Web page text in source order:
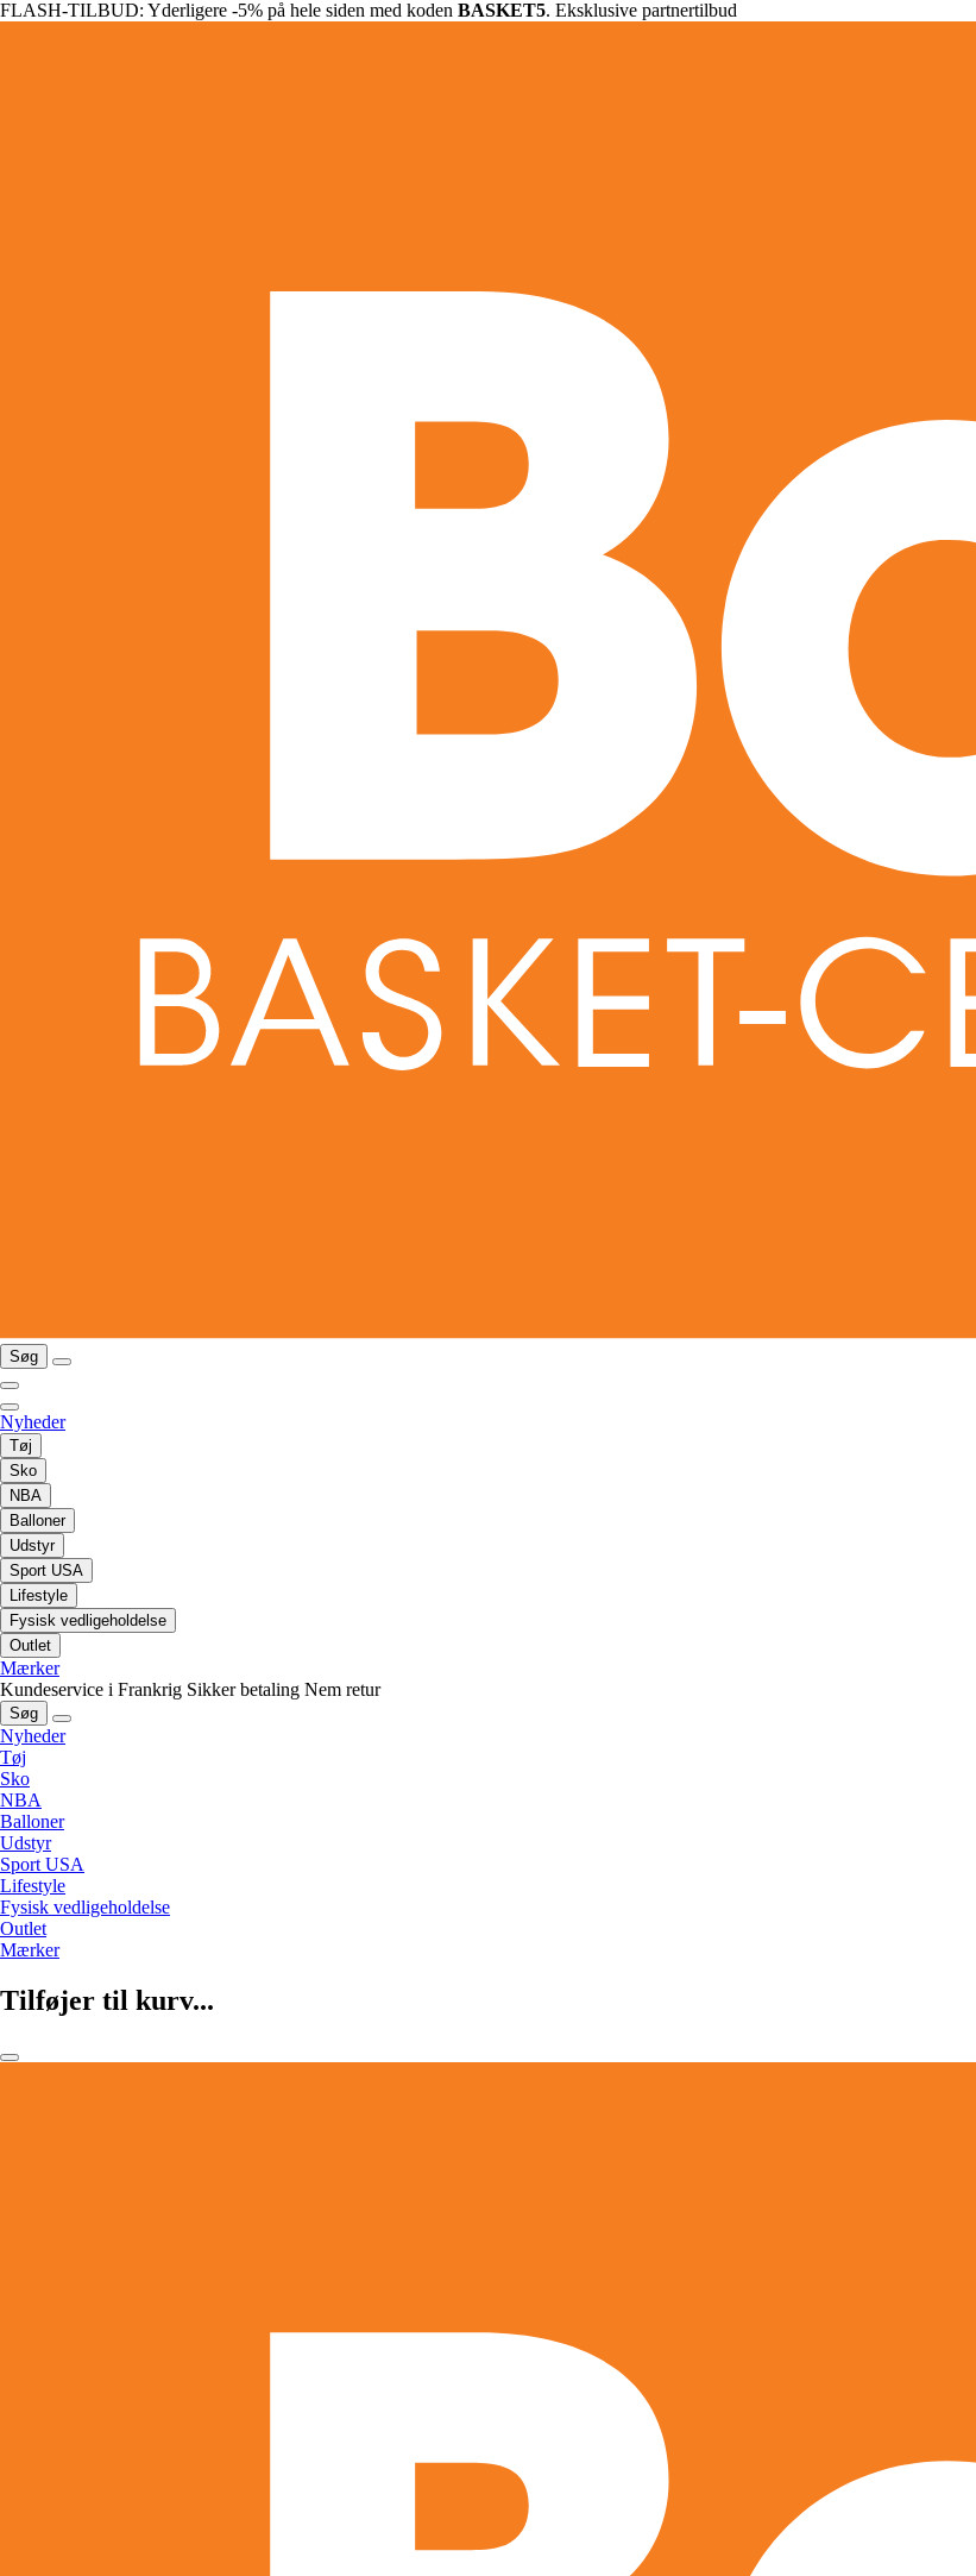
FLASH-TILBUD: Yderligere -5% på hele siden med koden BASKET5. Eksklusive partnertilbud
Søg
Nyheder
Tøj
Sko
NBA
Balloner
Udstyr
Sport USA
Lifestyle
Fysisk vedligeholdelse
Outlet
Mærker
Kundeservice i Frankrig Sikker betaling Nem retur
Søg
Nyheder
Tøj
Sko
NBA
Balloner
Udstyr
Sport USA
Lifestyle
Fysisk vedligeholdelse
Outlet
Mærker
Tilføjer til kurv...